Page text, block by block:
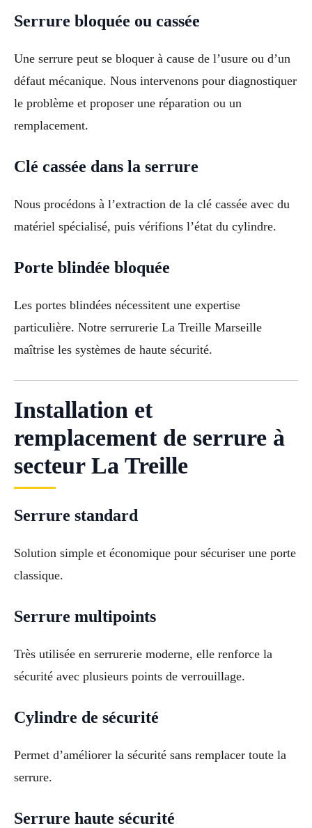
Serrure bloquée ou cassée
Une serrure peut se bloquer à cause de l’usure ou d’un
défaut mécanique. Nous intervenons pour diagnostiquer
le problème et proposer une réparation ou un
remplacement.
Clé cassée dans la serrure
Nous procédons à l’extraction de la clé cassée avec du
matériel spécialisé, puis vérifions l’état du cylindre.
Porte blindée bloquée
Les portes blindées nécessitent une expertise
particulière. Notre serrurerie La Treille Marseille
maîtrise les systèmes de haute sécurité.
Installation et
remplacement de serrure à
secteur La Treille
Serrure standard
Solution simple et économique pour sécuriser une porte
classique.
Serrure multipoints
Très utilisée en serrurerie moderne, elle renforce la
sécurité avec plusieurs points de verrouillage.
Cylindre de sécurité
Permet d’améliorer la sécurité sans remplacer toute la
serrure.
Serrure haute sécurité